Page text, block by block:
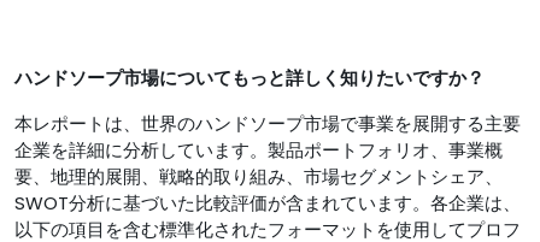
ハンドソープ市場についてもっと詳しく知りたいですか？
本レポートは、世界のハンドソープ市場で事業を展開する主要
企業を詳細に分析しています。製品ポートフォリオ、事業概
要、地理的展開、戦略的取り組み、市場セグメントシェア、
SWOT分析に基づいた比較評価が含まれています。各企業は、
以下の項目を含む標準化されたフォーマットを使用してプロフ